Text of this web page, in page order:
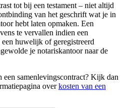
tot bij een testament – niet altijd
van het geschrift wat je in
hebt laten opmaken. Een
te vervallen indien een
huwelijk of geregistreerd
je notariskantoor naar de
samenlevingscontract? Kijk dan
overkosten van een